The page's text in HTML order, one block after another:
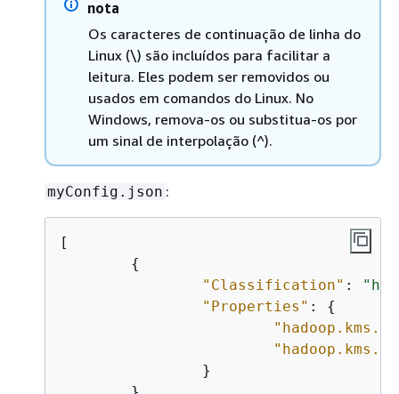
nota
Os caracteres de continuação de linha do
Linux (\) são incluídos para facilitar a
leitura. Eles podem ser removidos ou
usados ​​em comandos do Linux. No
Windows, remova-os ou substitua-os por
um sinal de interpolação (^).
myConfig.json :
[
{
"Classification" :
"Properties" : {